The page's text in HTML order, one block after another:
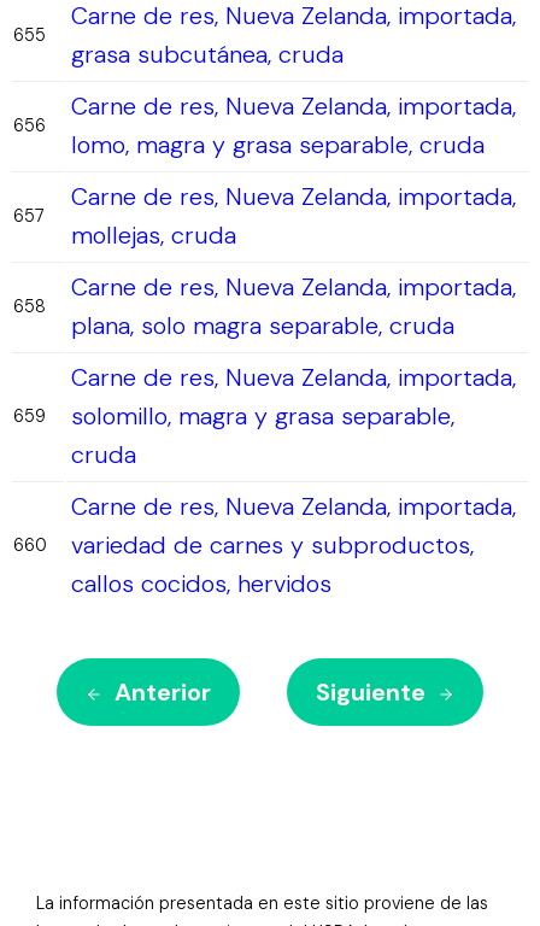
655
Carne de res, Nueva Zelanda, importada,
grasa subcutánea, cruda
656
Carne de res, Nueva Zelanda, importada,
lomo, magra y grasa separable, cruda
657
Carne de res, Nueva Zelanda, importada,
mollejas, cruda
658
Carne de res, Nueva Zelanda, importada,
plana, solo magra separable, cruda
659
Carne de res, Nueva Zelanda, importada,
solomillo, magra y grasa separable,
cruda
660
Carne de res, Nueva Zelanda, importada,
variedad de carnes y subproductos,
callos cocidos, hervidos
Anterior Siguiente
La información presentada en este sitio proviene de las